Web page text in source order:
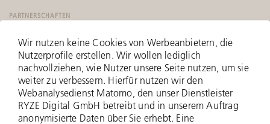
PARTNERSCHAFTEN
Wir nutzen keine Cookies von Werbeanbietern, die
Nutzerprofile erstellen. Wir wollen lediglich
nachvollziehen, wie Nutzer unsere Seite nutzen, um sie
weiter zu verbessern. Hierfür nutzen wir den
Webanalysedienst Matomo, den unser Dienstleister
RYZE Digital GmbH betreibt und in unserem Auftrag
anonymisierte Daten über Sie erhebt. Eine